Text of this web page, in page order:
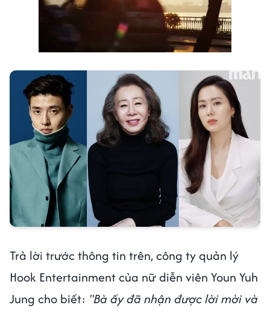
Trả lời trước thông tin trên, công ty quản lý
Hook Entertainment của nữ diễn viên Youn Yuh
Jung cho biết: "Bà ấy đã nhận được lời mời và